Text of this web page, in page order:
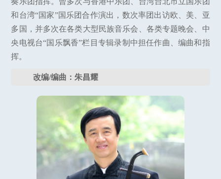
和台湾“国家”国乐团合作演出，数次率团出访欧、美、亚
多国，并多次在各类大型民族音乐会、各类专题晚会、中
央电视台“国乐飘香”栏目专辑录制中担任作曲、编曲和指
挥。
改编/编曲：朱昌耀